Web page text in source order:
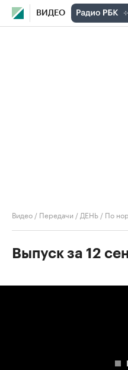
ВИДЕО
Видео / Передачи / ДЕНЬ / По
Выпуск за 12